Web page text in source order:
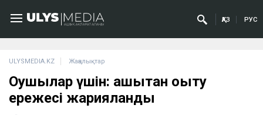
ҚАЗ РУС
ULYSMEDIA.KZ Жаңалықтар
Оқушылар үшін: қашықтан оқыту
ережесі жарияланды